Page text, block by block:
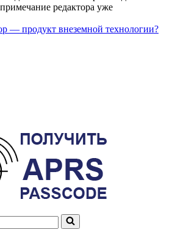
редактора уже
— продукт внеземной технологии?